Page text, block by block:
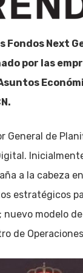
Fondos Next
por las
General de
a la cabeza
estratégicos
nuevo modelo
de